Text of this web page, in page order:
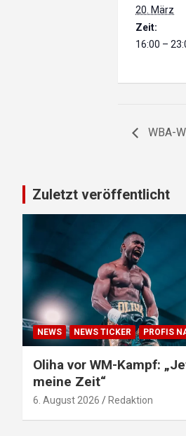
20. März
Zeit:
16:00 –
WBA-
Zuletzt veröffentlicht
NEWS NEWS TICKER PROFIS
Oliha vor WM-Kampf:
meine Zeit“
6. August 2026 Redaktion